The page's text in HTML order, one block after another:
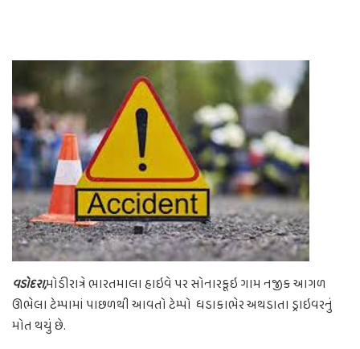
વડોદરા,મોડીરાત્રે ભારતમાલા હાઇવે પર સોનારકૂઇ ગામ નજીક આગળ
ઊભેલા ટેમ્પામાં પાછળથી આવતો ટેમ્પો ધડાકાભેર અથડાતા ડ્રાઇવરનું
મોત થયું છે.